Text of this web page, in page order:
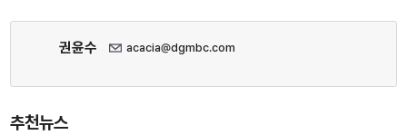
권윤수 acacia@dgmbc.com
추천뉴스